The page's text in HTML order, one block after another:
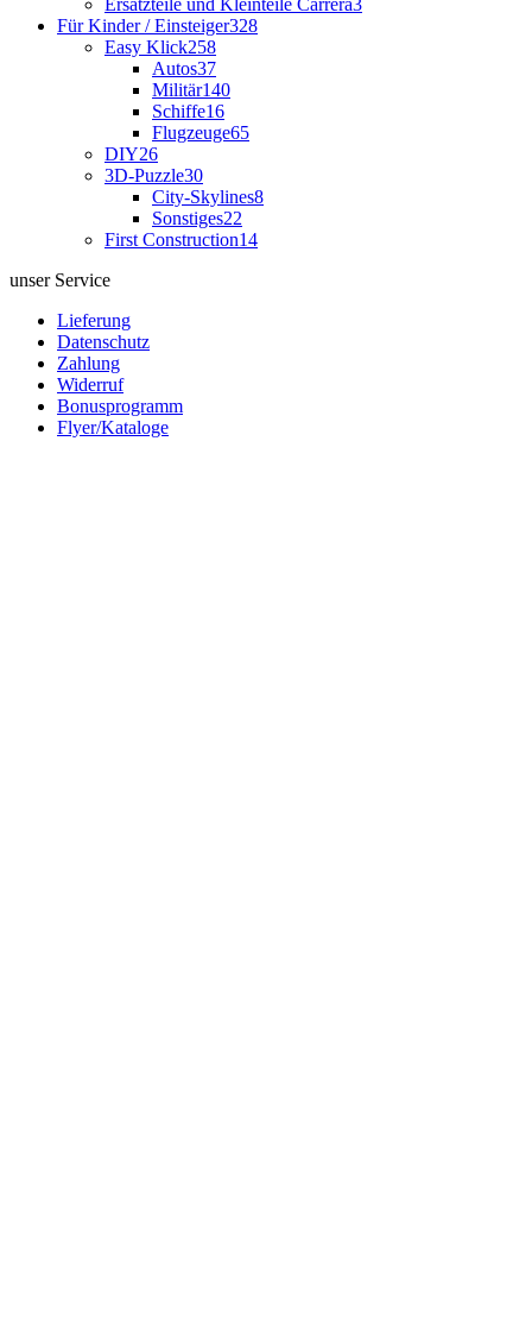
Ersatzteile und Kleinteile Carrera3
Für Kinder / Einsteiger328
Easy Klick258
Autos37
Militär140
Schiffe16
Flugzeuge65
DIY26
3D-Puzzle30
City-Skylines8
Sonstiges22
First Construction14
unser Service
Lieferung
Datenschutz
Zahlung
Widerruf
Bonusprogramm
Flyer/Kataloge